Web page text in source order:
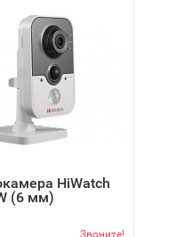
HiWatch
(6 мм)
Звоните!